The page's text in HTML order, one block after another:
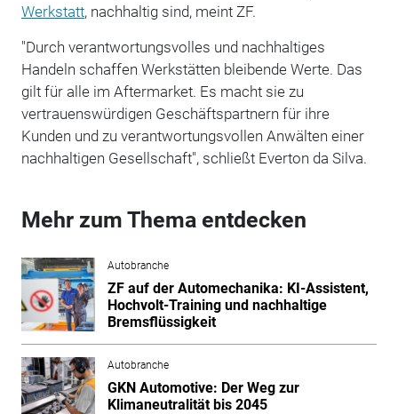
Werkstatt, nachhaltig sind, meint ZF.
"Durch verantwortungsvolles und nachhaltiges
Handeln schaffen Werkstätten bleibende Werte. Das
gilt für alle im Aftermarket. Es macht sie zu
vertrauenswürdigen Geschäftspartnern für ihre
Kunden und zu verantwortungsvollen Anwälten einer
nachhaltigen Gesellschaft", schließt Everton da Silva.
Mehr zum Thema entdecken
Autobranche
ZF auf der Automechanika: KI-Assistent,
Hochvolt-Training und nachhaltige
Bremsflüssigkeit
Autobranche
GKN Automotive: Der Weg zur
Klimaneutralität bis 2045